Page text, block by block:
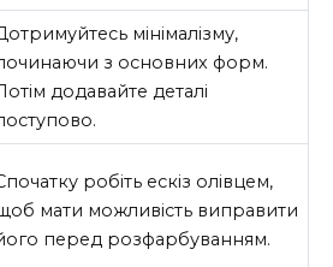
мінімалізму,
з основних форм.
додавайте деталі
робіть ескіз олівцем,
мати можливість виправити
перед розфарбуванням.